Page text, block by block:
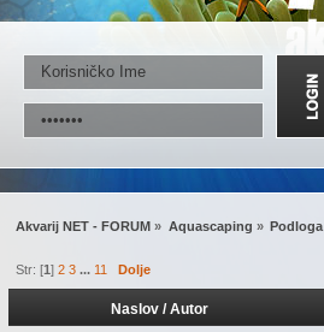
Akvarij NET - FORUM » Aquascaping » Podloga
Str: [1] 2 3 ... 11 Dolje
Naslov /Autor